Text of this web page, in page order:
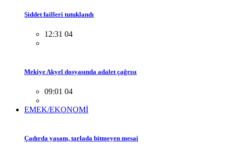
Şiddet failleri tutuklandı
12:31 04
Mekiye Akyel dosyasında adalet çağrısı
09:01 04
EMEK/EKONOMİ
Çadırda yaşam, tarlada bitmeyen mesai